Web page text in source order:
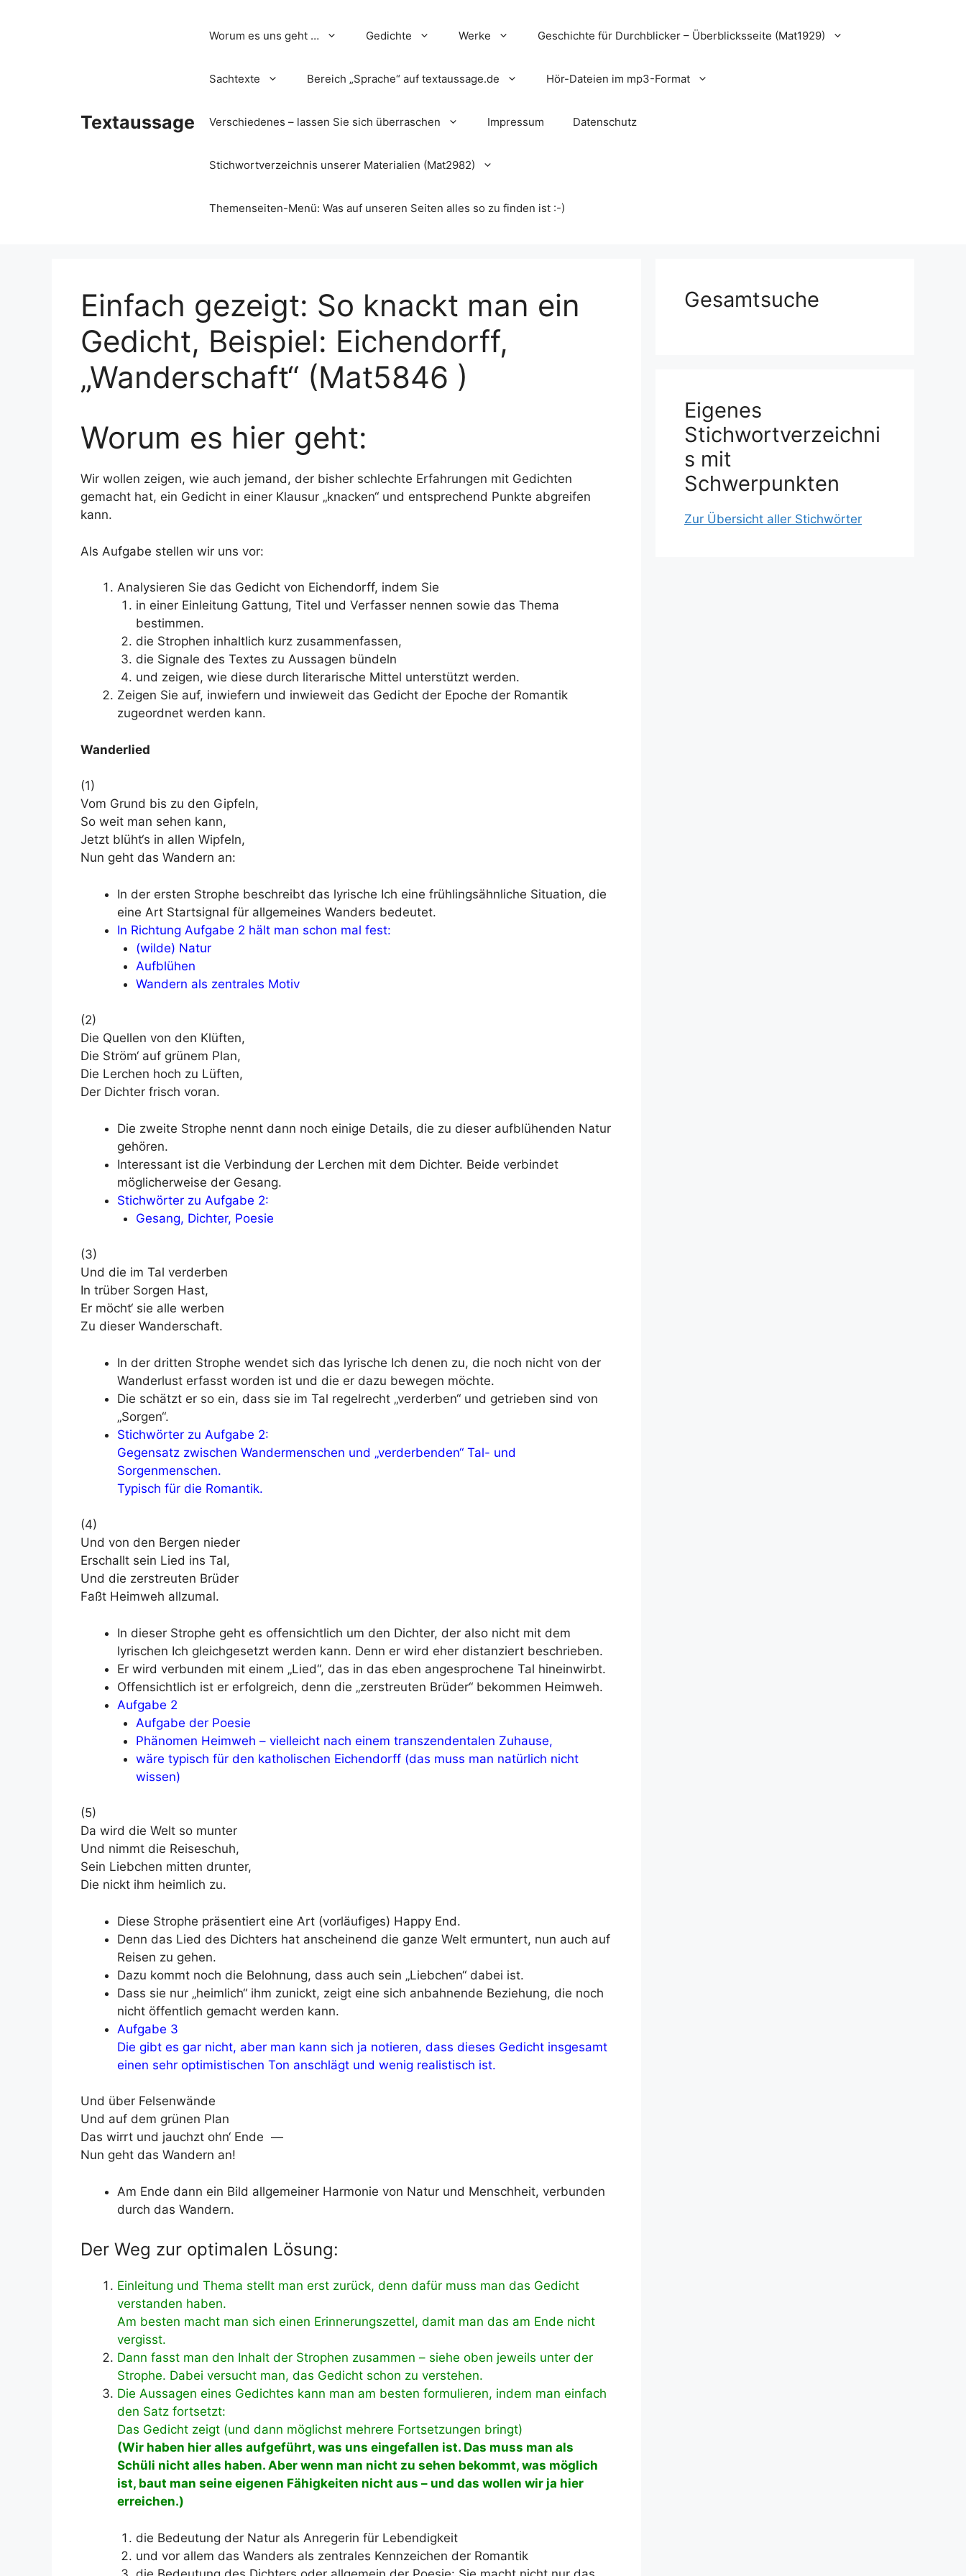
Textaussage
Worum es uns geht … Gedichte Werke Geschichte für Durchblicker – Überblicksseite (Mat1929)
Sachtexte Bereich „Sprache“ auf textaussage.de Hör-Dateien im mp3-Format
Verschiedenes – lassen Sie sich überraschen Impressum Datenschutz
Stichwortverzeichnis unserer Materialien (Mat2982)
Themenseiten-Menü: Was auf unseren Seiten alles so zu finden ist :-)
Einfach gezeigt: So knackt man ein
Gedicht, Beispiel: Eichendorff,
„Wanderschaft“ (Mat5846 )
Worum es hier geht:
Wir wollen zeigen, wie auch jemand, der bisher schlechte Erfahrungen mit Gedichten
gemacht hat, ein Gedicht in einer Klausur „knacken“ und entsprechend Punkte abgreifen
kann.
Als Aufgabe stellen wir uns vor:
Analysieren Sie das Gedicht von Eichendorff, indem Sie
in einer Einleitung Gattung, Titel und Verfasser nennen sowie das Thema
bestimmen.
die Strophen inhaltlich kurz zusammenfassen,
die Signale des Textes zu Aussagen bündeln
und zeigen, wie diese durch literarische Mittel unterstützt werden.
Zeigen Sie auf, inwiefern und inwieweit das Gedicht der Epoche der Romantik
zugeordnet werden kann.
Wanderlied
(1)
Vom Grund bis zu den Gipfeln,
So weit man sehen kann,
Jetzt blüht‘s in allen Wipfeln,
Nun geht das Wandern an:
In der ersten Strophe beschreibt das lyrische Ich eine frühlingsähnliche Situation, die
eine Art Startsignal für allgemeines Wanders bedeutet.
In Richtung Aufgabe 2 hält man schon mal fest:
(wilde) Natur
Aufblühen
Wandern als zentrales Motiv
(2)
Die Quellen von den Klüften,
Die Ström‘ auf grünem Plan,
Die Lerchen hoch zu Lüften,
Der Dichter frisch voran.
Die zweite Strophe nennt dann noch einige Details, die zu dieser aufblühenden Natur
gehören.
Interessant ist die Verbindung der Lerchen mit dem Dichter. Beide verbindet
möglicherweise der Gesang.
Stichwörter zu Aufgabe 2:
Gesang, Dichter, Poesie
(3)
Und die im Tal verderben
In trüber Sorgen Hast,
Er möcht‘ sie alle werben
Zu dieser Wanderschaft.
In der dritten Strophe wendet sich das lyrische Ich denen zu, die noch nicht von der
Wanderlust erfasst worden ist und die er dazu bewegen möchte.
Die schätzt er so ein, dass sie im Tal regelrecht „verderben“ und getrieben sind von
„Sorgen“.
Stichwörter zu Aufgabe 2:
Gegensatz zwischen Wandermenschen und „verderbenden“ Tal- und
Sorgenmenschen.
Typisch für die Romantik.
(4)
Und von den Bergen nieder
Erschallt sein Lied ins Tal,
Und die zerstreuten Brüder
Faßt Heimweh allzumal.
In dieser Strophe geht es offensichtlich um den Dichter, der also nicht mit dem
lyrischen Ich gleichgesetzt werden kann. Denn er wird eher distanziert beschrieben.
Er wird verbunden mit einem „Lied“, das in das eben angesprochene Tal hineinwirbt.
Offensichtlich ist er erfolgreich, denn die „zerstreuten Brüder“ bekommen Heimweh.
Aufgabe 2
Aufgabe der Poesie
Phänomen Heimweh – vielleicht nach einem transzendentalen Zuhause,
wäre typisch für den katholischen Eichendorff (das muss man natürlich nicht
wissen)
(5)
Da wird die Welt so munter
Und nimmt die Reiseschuh,
Sein Liebchen mitten drunter,
Die nickt ihm heimlich zu.
Diese Strophe präsentiert eine Art (vorläufiges) Happy End.
Denn das Lied des Dichters hat anscheinend die ganze Welt ermuntert, nun auch auf
Reisen zu gehen.
Dazu kommt noch die Belohnung, dass auch sein „Liebchen“ dabei ist.
Dass sie nur „heimlich“ ihm zunickt, zeigt eine sich anbahnende Beziehung, die noch
nicht öffentlich gemacht werden kann.
Aufgabe 3
Die gibt es gar nicht, aber man kann sich ja notieren, dass dieses Gedicht insgesamt
einen sehr optimistischen Ton anschlägt und wenig realistisch ist.
Und über Felsenwände
Und auf dem grünen Plan
Das wirrt und jauchzt ohn‘ Ende —
Nun geht das Wandern an!
Am Ende dann ein Bild allgemeiner Harmonie von Natur und Menschheit, verbunden
durch das Wandern.
Der Weg zur optimalen Lösung:
Einleitung und Thema stellt man erst zurück, denn dafür muss man das Gedicht
verstanden haben.
Am besten macht man sich einen Erinnerungszettel, damit man das am Ende nicht
vergisst.
Dann fasst man den Inhalt der Strophen zusammen – siehe oben jeweils unter der
Strophe. Dabei versucht man, das Gedicht schon zu verstehen.
Die Aussagen eines Gedichtes kann man am besten formulieren, indem man einfach
den Satz fortsetzt:
Das Gedicht zeigt (und dann möglichst mehrere Fortsetzungen bringt)
(Wir haben hier alles aufgeführt, was uns eingefallen ist. Das muss man als
Schüli nicht alles haben. Aber wenn man nicht zu sehen bekommt, was möglich
ist, baut man seine eigenen Fähigkeiten nicht aus – und das wollen wir ja hier
erreichen.)
die Bedeutung der Natur als Anregerin für Lebendigkeit
und vor allem das Wanders als zentrales Kennzeichen der Romantik
Gesamtsuche
Eigenes
Stichwortverzeichni
s mit
Schwerpunkten
Zur Übersicht aller Stichwörter